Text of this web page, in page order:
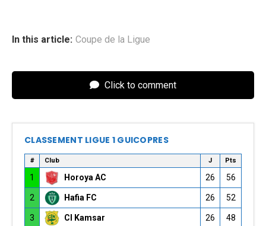
In this article: Coupe de la Ligue
Click to comment
CLASSEMENT LIGUE 1 GUICOPRES
# Club J Pts
1 Horoya AC 26 56
2 Hafia FC 26 52
3 CI Kamsar 26 48